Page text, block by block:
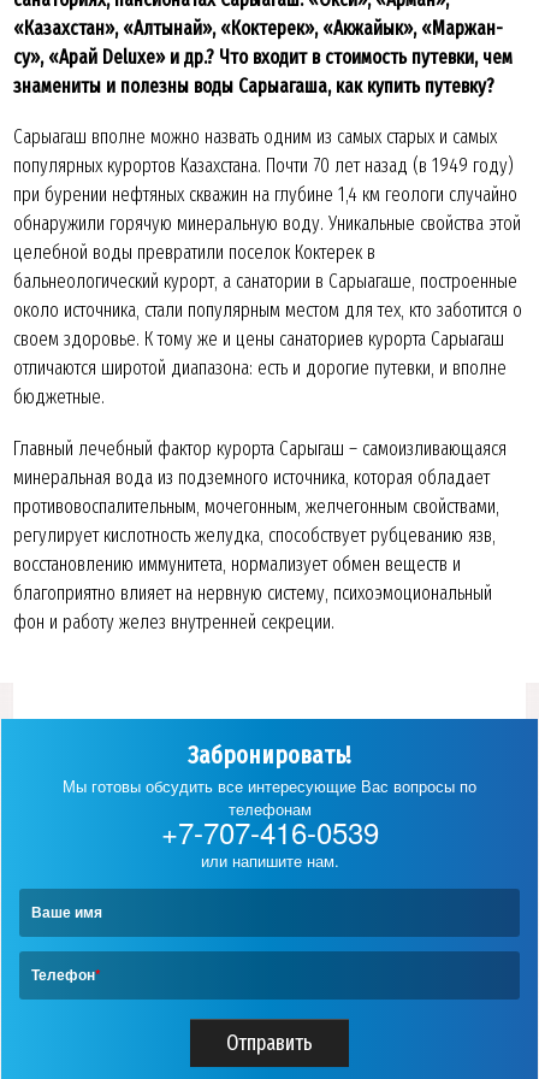
«Казахстан», «Алтынай», «Коктерек», «Акжайык», «Маржан-
су», «Арай Deluxe» и др.? Что входит в стоимость путевки, чем
знамениты и полезны воды Сарыагаша, как купить путевку?
Сарыагаш вполне можно назвать одним из самых старых и самых
популярных курортов Казахстана. Почти 70 лет назад (в 1949 году)
при бурении нефтяных скважин на глубине 1,4 км геологи случайно
обнаружили горячую минеральную воду. Уникальные свойства этой
целебной воды превратили поселок Коктерек в
бальнеологический курорт, а санатории в Сарыагаше, построенные
около источника, стали популярным местом для тех, кто заботится о
своем здоровье. К тому же и цены санаториев курорта Сарыагаш
отличаются широтой диапазона: есть и дорогие путевки, и вполне
бюджетные.
Главный лечебный фактор курорта Сарыгаш – самоизливающаяся
минеральная вода из подземного источника, которая обладает
противовоспалительным, мочегонным, желчегонным свойствами,
регулирует кислотность желудка, способствует рубцеванию язв,
восстановлению иммунитета, нормализует обмен веществ и
благоприятно влияет на нервную систему, психоэмоциональный
фон и работу желез внутренней секреции.
Забронировать!
Мы готовы обсудить все интересующие Вас вопросы по
телефонам
+7-707-416-0539
или напишите нам.
Ваше имя
Телефон*
Отправить